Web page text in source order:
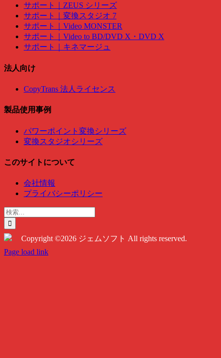
サポート｜ZEUS シリーズ
サポート｜変換スタジオ 7
サポート｜Video MONSTER
サポート｜Video to BD/DVD X・DVD X
サポート｜キネマージュ
法人向け
CopyTrans 法人ライセンス
製品使用事例
パワーポイント変換シリーズ
変換スタジオシリーズ
このサイトについて
会社情報
プライバシーポリシー
検
索
…
Copyright ©2026 ジェムソフト All rights reserved.
Twitter
Instagram
Facebook
Page load link